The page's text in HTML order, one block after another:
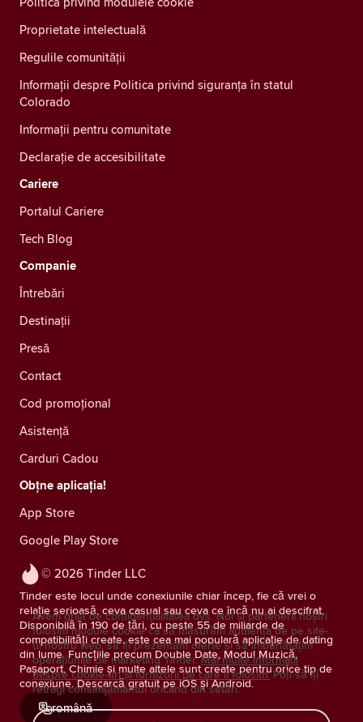
© 2026 Tinder LLC
Tinder este locul unde conexiunile chiar încep, fie că vrei o
relație serioasă, ceva casual sau ceva ce încă nu ai descifrat.
Disponibilă în 190 de țări, cu peste 55 de miliarde de
compatibilități create, este cea mai populară aplicație de dating
din lume. Funcțiile precum Double Date, Modul Muzică,
Pașaport, Chimie și multe altele sunt create pentru orice tip de
conexiune. Descarcă gratuit pe iOS și Android.
română
Proprietate intelectuală
Regulile comunității
Informații despre Politica privind siguranța în statul
Colorado
Informații pentru comunitate
Declarație de accesibilitate
Cariere
Portalul Cariere
Tech Blog
Companie
Întrebări
Destinații
Presă
Contact
Cod promoțional
Asistență
Carduri Cadou
Obțne aplicația!
App Store
Google Play Store
Avem grijă de confidențialitatea dvs. Noi și partenerii noștri
folosim module cookie ca să măsurăm audiența de pe site-
ul nostru web, să îți prezentăm oferte și să îmbunătățim
operațiunile de marketing Tinder. Mai multe informații
despre cookie-uri și furnizorii pe care îi folosim. Poți să îți
retragi consimţământul oricând din setări.